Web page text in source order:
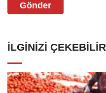
Gönder
İLGINIZI ÇEKEBILIR